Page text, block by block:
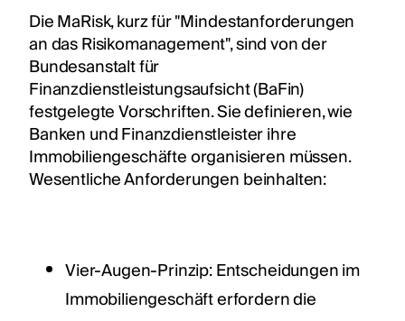
Die MaRisk, kurz für "Mindestanforderungen
an das Risikomanagement", sind von der
Bundesanstalt für
Finanzdienstleistungsaufsicht (BaFin)
festgelegte Vorschriften. Sie definieren, wie
Banken und Finanzdienstleister ihre
Immobiliengeschäfte organisieren müssen.
Wesentliche Anforderungen beinhalten:
Vier-Augen-Prinzip: Entscheidungen im
Immobiliengeschäft erfordern die